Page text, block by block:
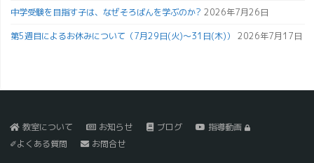
中学受験を目指す子は、なぜそろばんを学ぶのか? 2026年7月26日
第5週目によるお休みについて（7月29日(火)～31日(木)） 2026年7月17日
教室について お知らせ ブログ
指導動画
✐よくある質問
お問合せ